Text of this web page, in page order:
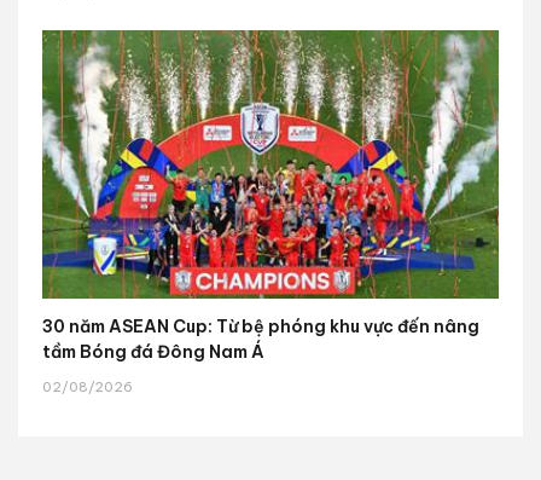
30 năm ASEAN Cup: Từ bệ phóng khu vực đến nâng
tầm Bóng đá Đông Nam Á
02/08/2026